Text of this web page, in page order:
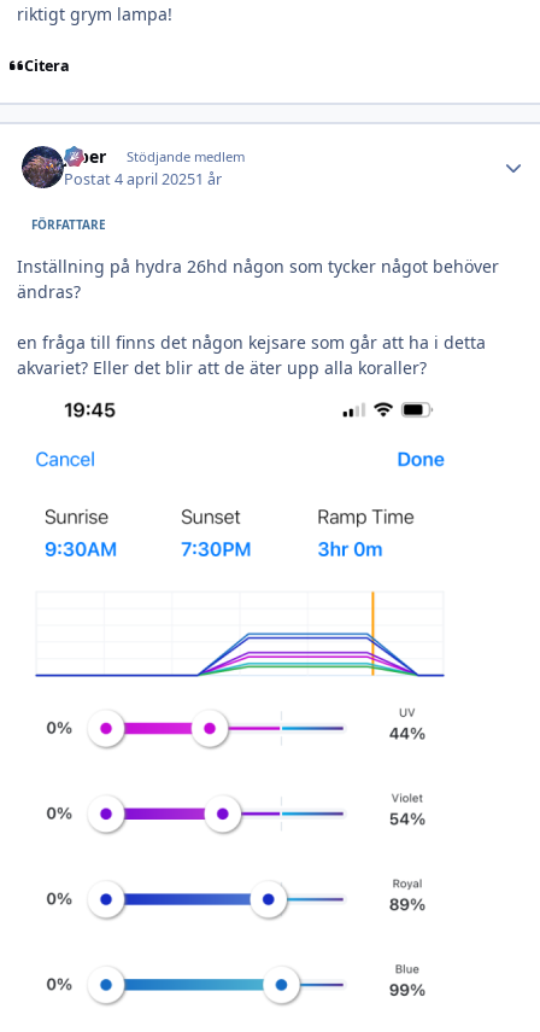
riktigt grym lampa!
Citera
jeber Stödjande medlem
Postat4 april 20251 år
FÖRFATTARE
Inställning på hydra 26hd någon som tycker något behöver
ändras?
en fråga till finns det någon kejsare som går att ha i detta
akvariet? Eller det blir att de äter upp alla koraller?